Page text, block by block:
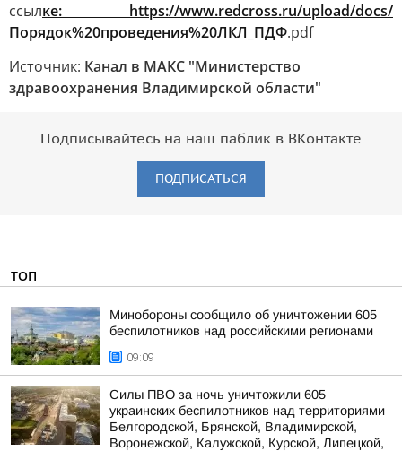
ссылке: https://www.redcross.ru/upload/docs/
Порядок%20проведения%20ЛКЛ_ПДФ.pdf
Источник: Канал в МАКС "Министерство
здравоохранения Владимирской области"
Подписывайтесь на наш паблик в ВКонтакте
ПОДПИСАТЬСЯ
ТОП
Минобороны сообщило об уничтожении 605
беспилотников над российскими регионами
09:09
Силы ПВО за ночь уничтожили 605
украинских беспилотников над территориями
Белгородской, Брянской, Владимирской,
Воронежской, Калужской, Курской, Липецкой,